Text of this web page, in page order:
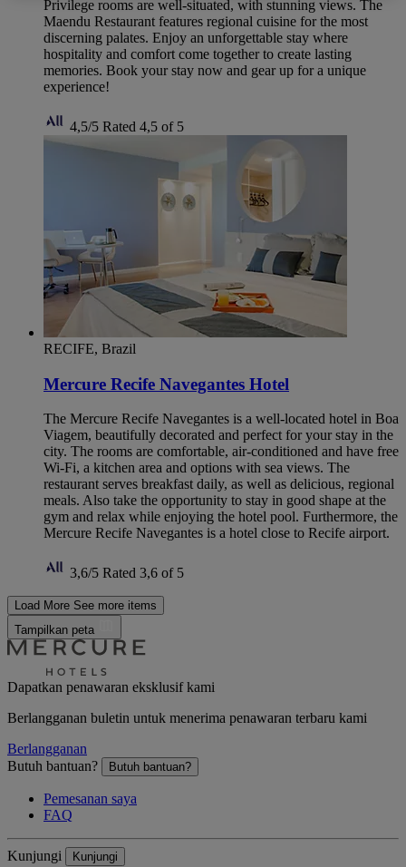
Privilege rooms are well-situated, with stunning views. The
Maendu Restaurant features regional cuisine for the most
discerning palates. Enjoy an unforgettable stay where
hospitality and comfort come together to create lasting
memories. Book your stay now and gear up for a unique
experience!
4,5/5 Rated 4,5 of 5
RECIFE, Brazil
Mercure Recife Navegantes Hotel
The Mercure Recife Navegantes is a well-located hotel in Boa
Viagem, beautifully decorated and perfect for your stay in the
city. The rooms are comfortable, air-conditioned and have free
Wi-Fi, a kitchen area and options with sea views. The
restaurant serves breakfast daily, as well as delicious, regional
meals. Also take the opportunity to stay in good shape at the
gym and relax while enjoying the hotel pool. Furthermore, the
Mercure Recife Navegantes is a hotel close to Recife airport.
3,6/5 Rated 3,6 of 5
Load More See more items
Tampilkan peta
Dapatkan penawaran eksklusif kami
Berlangganan buletin untuk menerima penawaran terbaru kami
Berlangganan
Butuh bantuan?
Butuh bantuan?
Pemesanan saya
FAQ
Kunjungi Kunjungi